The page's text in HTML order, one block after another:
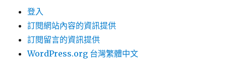
登入
訂閱網站內容的資訊提供
訂閱留言的資訊提供
WordPress.org 台灣繁體中文